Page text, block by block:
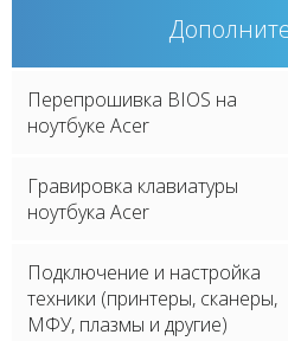
Перепрошивка BIOS на
ноутбуке Acer
Гравировка клавиатуры
ноутбука Acer
Подключение и настройка
техники (принтеры, сканеры,
МФУ, плазмы и другие)